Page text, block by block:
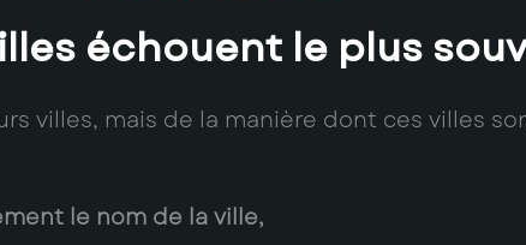
échouent le plus
villes, mais de la manière dont ces villes
le nom de la ville,